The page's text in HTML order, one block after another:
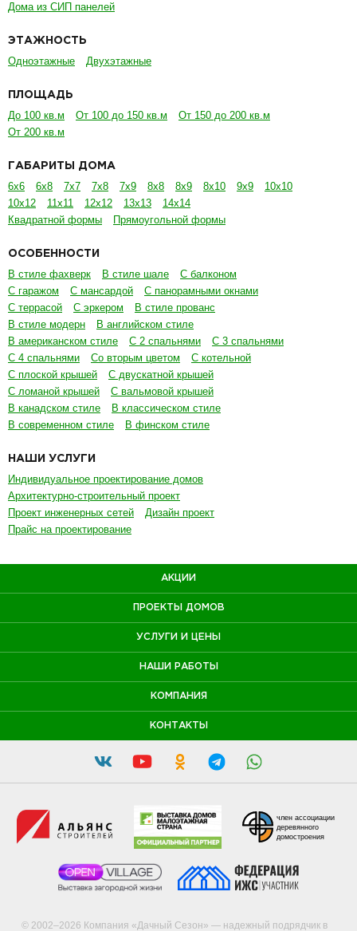
Дома из СИП панелей
ЭТАЖНОСТЬ
Одноэтажные Двухэтажные
ПЛОЩАДЬ
До 100 кв.м От 100 до 150 кв.м
От 150 до 200 кв.м
От 200 кв.м
ГАБАРИТЫ ДОМА
6х6 6х8 7х7 7х8 7х9 8х8 8х9 8х10 9х9
10х10
10х12
11х11 12х12 13х13
14х14
Квадратной формы
Прямоугольной формы
ОСОБЕННОСТИ
В стиле фахверк В стиле шале
С балконом
С гаражом
С мансардой
С панорамными окнами
С террасой
С эркером
В стиле прованс
В стиле модерн
В английском стиле
В американском стиле
С 2 спальнями
С 3 спальнями
С 4 спальнями
Со вторым цветом
С котельной
С плоской крышей
С двускатной крышей
С ломаной крышей
С вальмовой крышей
В канадском стиле
В классическом стиле
В современном стиле
В финском стиле
НАШИ УСЛУГИ
Индивидуальное проектирование домов
Архитектурно-строительный проект
Проект инженерных сетей
Дизайн проект
Прайс на проектирование
АКЦИИ
ПРОЕКТЫ ДОМОВ
УСЛУГИ И ЦЕНЫ
НАШИ РАБОТЫ
КОМПАНИЯ
КОНТАКТЫ
© 2002–2026 Компания «Дачный Сезон» — надежный подрядчик в
член ассоциации
деревянного
домостроения